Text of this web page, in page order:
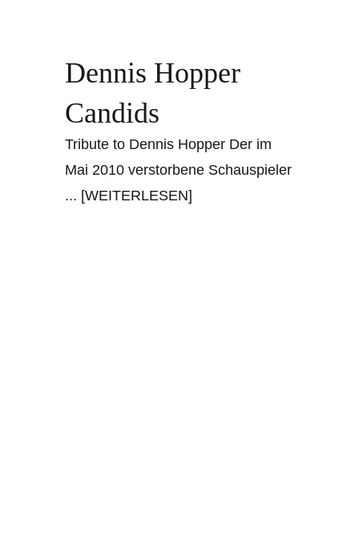
Dennis Hopper
Candids
Tribute to Dennis Hopper Der im
Mai 2010 verstorbene Schauspieler
... [WEITERLESEN]